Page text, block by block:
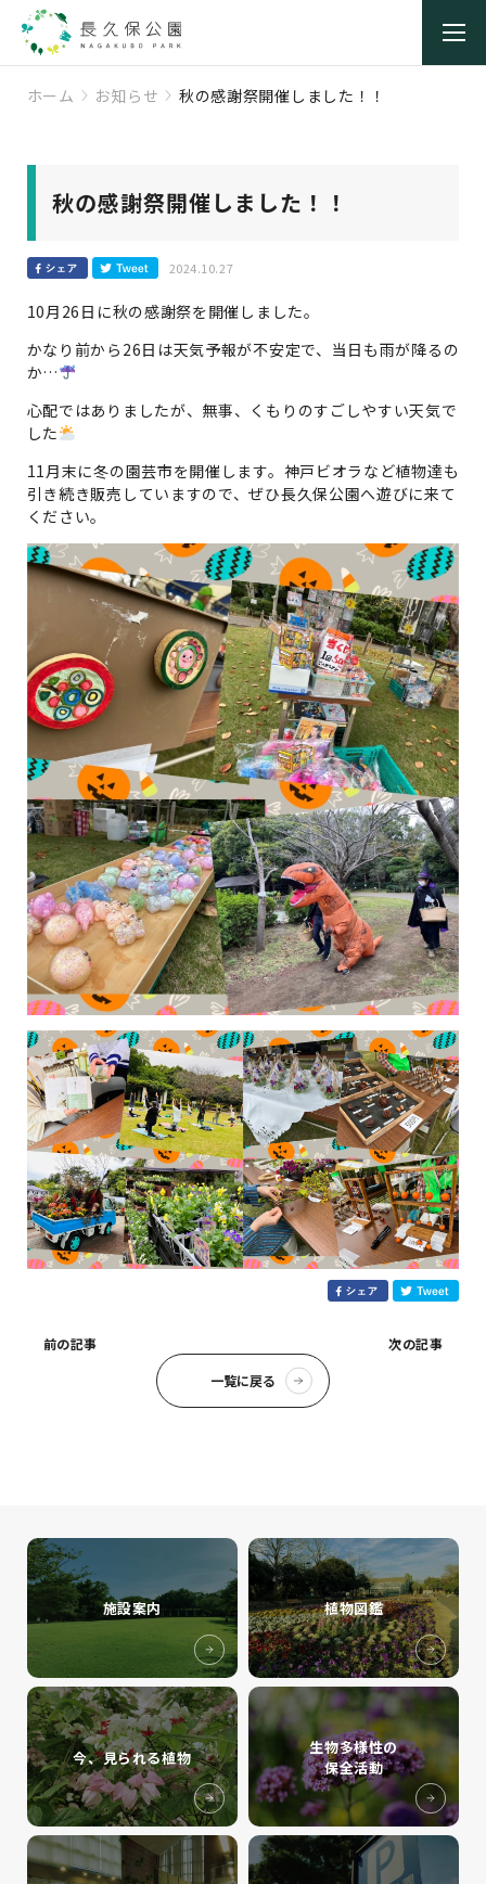
ホーム お知らせ 秋の感謝祭開催しました！！
秋の感謝祭開催しました！！
2024.10.27
10月26日に秋の感謝祭を開催しました。
かなり前から26日は天気予報が不安定で、当日も雨が降るの
か…
心配ではありましたが、無事、くもりのすごしやすい天気で
した
11月末に冬の園芸市を開催します。神戸ビオラなど植物達も
引き続き販売していますので、ぜひ長久保公園へ遊びに来て
ください。
前の記事
一覧に戻る
次の記事
施設案内 植物図鑑
今、見られる植物
生物多様性の
保全活動